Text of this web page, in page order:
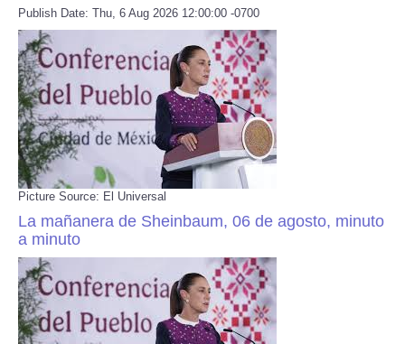
Publish Date: Thu, 6 Aug 2026 12:00:00 -0700
Picture Source: El Universal
La mañanera de Sheinbaum, 06 de agosto, minuto
a minuto